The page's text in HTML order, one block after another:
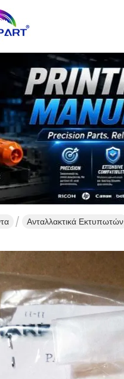
Ανταλλακτικά Εκτυπωτών